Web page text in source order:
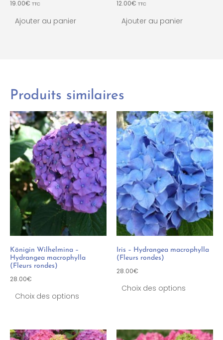
19.00€ TTC
Ajouter au panier
12.00€ TTC
Ajouter au panier
Produits similaires
Königin Wilhelmina –
Hydrangea macrophylla
(Fleurs rondes)
28.00€
Choix des options
Iris – Hydrangea macrophylla
(Fleurs rondes)
28.00€
Choix des options